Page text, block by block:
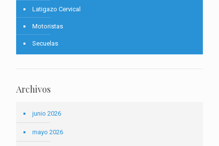
Latigazo Cervical
Motoristas
Secuelas
Archivos
junio 2026
mayo 2026